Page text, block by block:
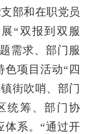
部和在职党员
“双报到双服
需求、部门服
色项目活动“四
街吹哨、部门
统筹、部门协
体系。“通过开